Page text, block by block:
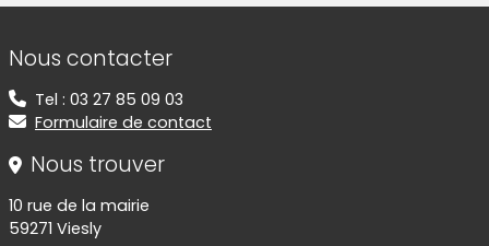
Informations de contact
Nous contacter
Tel : 03 27 85 09 03
Formulaire de contact
Nous trouver
10 rue de la mairie
59271 Viesly